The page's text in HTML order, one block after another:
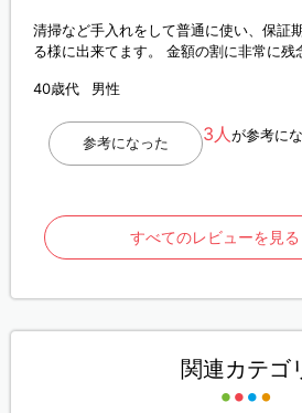
清掃など手入れをして普通に使い、保証
る様に出来てます。 金額の割に非常に残
40歳代 男性
3人 が参考に
参考になった
すべてのレビューを見る
関連カテゴ